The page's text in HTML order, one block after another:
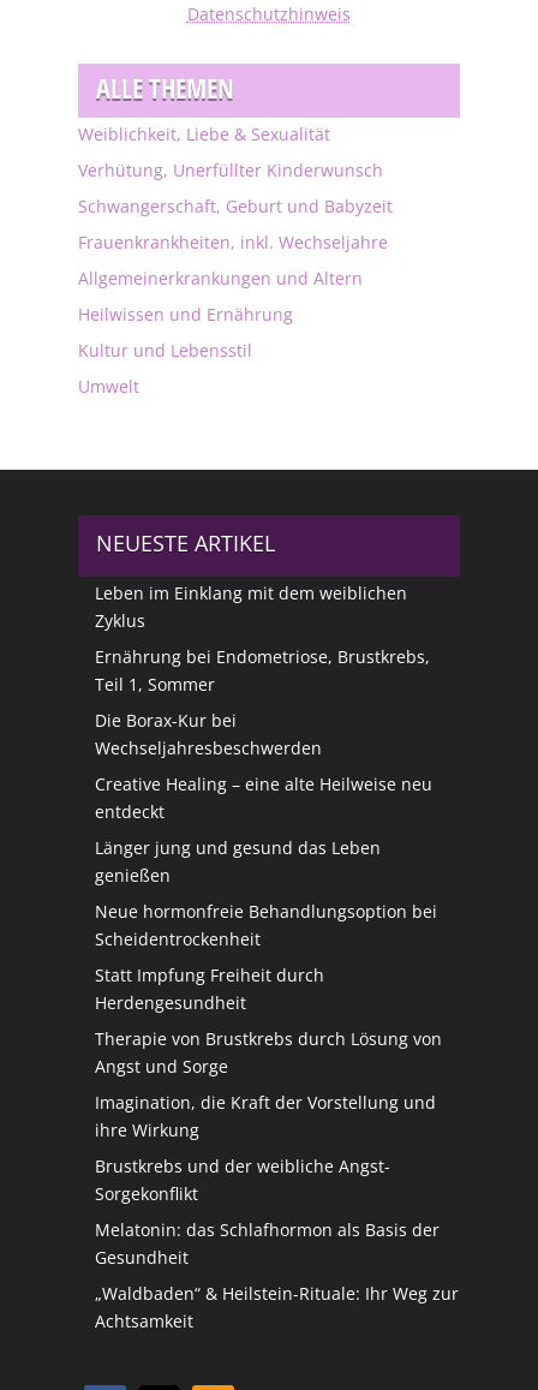
Datenschutzhinweis
ALLE THEMEN
Weiblichkeit, Liebe & Sexualität
Verhütung, Unerfüllter Kinderwunsch
Schwangerschaft, Geburt und Babyzeit
Frauenkrankheiten, inkl. Wechseljahre
Allgemeinerkrankungen und Altern
Heilwissen und Ernährung
Kultur und Lebensstil
Umwelt
NEUESTE ARTIKEL
Leben im Einklang mit dem weiblichen
Zyklus
Ernährung bei Endometriose, Brustkrebs,
Teil 1, Sommer
Die Borax-Kur bei
Wechseljahresbeschwerden
Creative Healing – eine alte Heilweise neu
entdeckt
Länger jung und gesund das Leben
genießen
Neue hormonfreie Behandlungsoption bei
Scheidentrockenheit
Statt Impfung Freiheit durch
Herdengesundheit
Therapie von Brustkrebs durch Lösung von
Angst und Sorge
Imagination, die Kraft der Vorstellung und
ihre Wirkung
Brustkrebs und der weibliche Angst-
Sorgekonflikt
Melatonin: das Schlafhormon als Basis der
Gesundheit
„Waldbaden“ & Heilstein-Rituale: Ihr Weg zur
Achtsamkeit